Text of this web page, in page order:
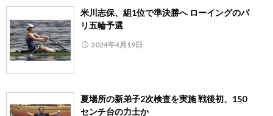
米川志保、組1位で準決勝へ ローイングのパ
リ五輪予選
2024年4月19日
夏場所の新弟子2次検査を実施 戦後初、150
センチ台の力士か